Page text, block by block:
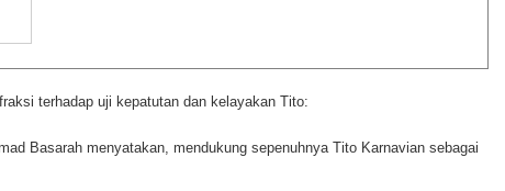
terhadap uji kepatutan dan kelayakan Tito:
Basarah menyatakan, mendukung sepenuhnya Tito Karnavian sebagai